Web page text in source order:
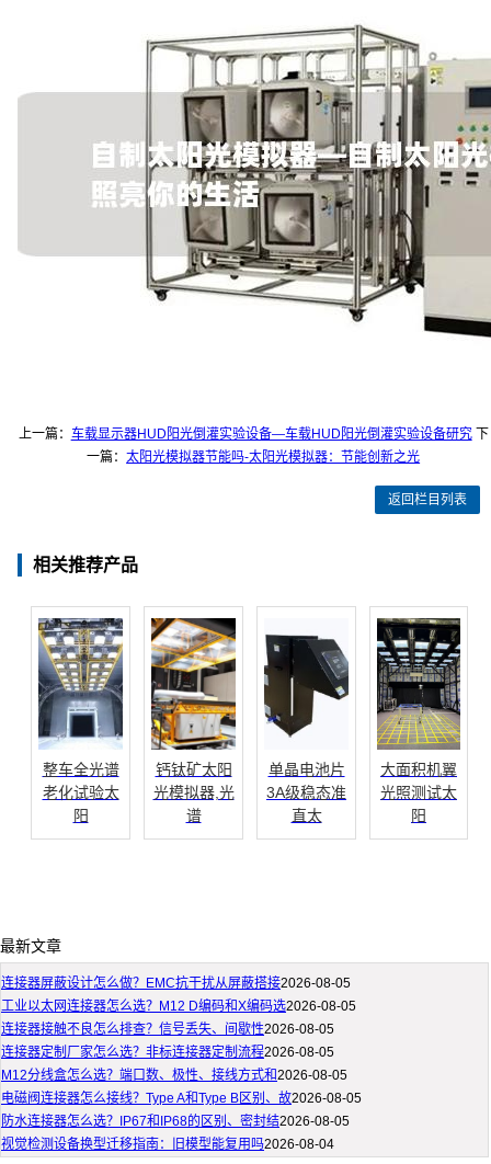
上一篇： 车载显示器HUD阳光倒灌实验设备—车载HUD阳光倒灌实验设备研究下
一篇：太阳光模拟器节能吗-太阳光模拟器：节能创新之光
返回栏目列表
相关推荐产品
整车全光谱
老化试验太
阳
钙钛矿太阳
光模拟器,光
谱
单晶电池片
3A级稳态准
直太
大面积机翼
光照测试太
阳
最新文章
连接器屏蔽设计怎么做？EMC抗干扰从屏蔽搭接2026-08-05
工业以太网连接器怎么选？M12 D编码和X编码选2026-08-05
连接器接触不良怎么排查？信号丢失、间歇性2026-08-05
连接器定制厂家怎么选？非标连接器定制流程2026-08-05
M12分线盒怎么选？端口数、极性、接线方式和2026-08-05
电磁阀连接器怎么接线？Type A和Type B区别、故2026-08-05
防水连接器怎么选？IP67和IP68的区别、密封结2026-08-05
视觉检测设备换型迁移指南：旧模型能复用吗2026-08-04